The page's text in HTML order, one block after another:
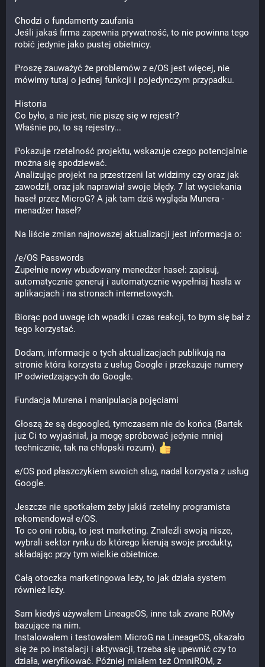
Chodzi o fundamenty zaufania
Jeśli jakaś firma zapewnia prywatność, to nie powinna tego
robić jedynie jako pustej obietnicy.
Proszę zauważyć że problemów z e/OS jest więcej, nie
mówimy tutaj o jednej funkcji i pojedynczym przypadku.
Historia
Co było, a nie jest, nie piszę się w rejestr?
Właśnie po, to są rejestry...
Pokazuje rzetelność projektu, wskazuje czego potencjalnie
można się spodziewać.
Analizując projekt na przestrzeni lat widzimy czy oraz jak
zawodził, oraz jak naprawiał swoje błędy. 7 lat wyciekania
haseł przez MicroG? A jak tam dziś wygląda Munera -
menadżer haseł?
Na liście zmian najnowszej aktualizacji jest informacja o:
/e/OS Passwords
Zupełnie nowy wbudowany menedżer haseł: zapisuj,
automatycznie generuj i automatycznie wypełniaj hasła w
aplikacjach i na stronach internetowych.
Biorąc pod uwagę ich wpadki i czas reakcji, to bym się bał z
tego korzystać.
Dodam, informacje o tych aktualizacjach publikują na
stronie która korzysta z usług Google i przekazuje numery
IP odwiedzających do Google.
Fundacja Murena i manipulacja pojęciami
Głoszą że są degoogled, tymczasem nie do końca (Bartek
już Ci to wyjaśniał, ja mogę spróbować jedynie mniej
technicznie, tak na chłopski rozum).
e/OS pod płaszczykiem swoich sług, nadal korzysta z usług
Google.
Jeszcze nie spotkałem żeby jakiś rzetelny programista
rekomendował e/OS.
To co oni robią, to jest marketing. Znaleźli swoją nisze,
wybrali sektor rynku do którego kierują swoje produkty,
składając przy tym wielkie obietnice.
Całą otoczka marketingowa leży, to jak działa system
również leży.
Sam kiedyś używałem LineageOS, inne tak zwane ROMy
bazujące na nim.
Instalowałem i testowałem MicroG na LineageOS, okazało
się że po instalacji i aktywacji, trzeba się upewnić czy to
działa, weryfikować. Później miałem też OmniROM, z